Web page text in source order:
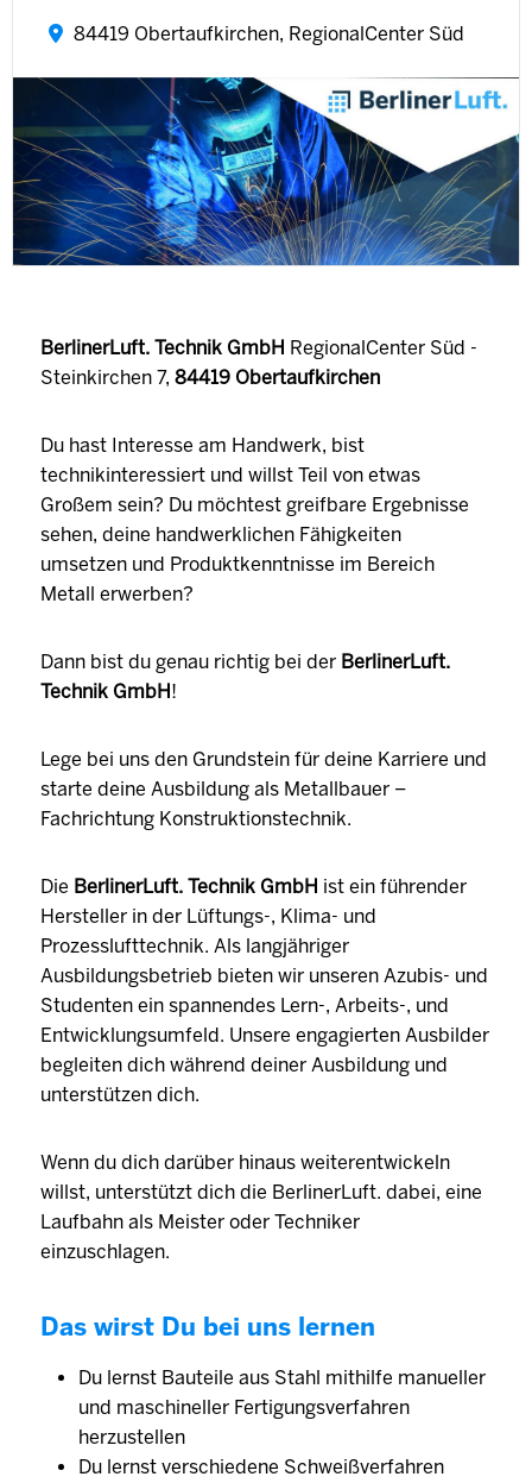
84419 Obertaufkirchen, RegionalCenter Süd
BerlinerLuft. Technik GmbH RegionalCenter Süd -
Steinkirchen 7, 84419 Obertaufkirchen
Du hast Interesse am Handwerk, bist
technikinteressiert und willst Teil von etwas
Großem sein? Du möchtest greifbare Ergebnisse
sehen, deine handwerklichen Fähigkeiten
umsetzen und Produktkenntnisse im Bereich
Metall erwerben?
Dann bist du genau richtig bei der BerlinerLuft.
Technik GmbH!
Lege bei uns den Grundstein für deine Karriere und
starte deine Ausbildung als Metallbauer –
Fachrichtung Konstruktionstechnik.
Die BerlinerLuft. Technik GmbH ist ein führender
Hersteller in der Lüftungs-, Klima- und
Prozesslufttechnik. Als langjähriger
Ausbildungsbetrieb bieten wir unseren Azubis- und
Studenten ein spannendes Lern-, Arbeits-, und
Entwicklungsumfeld. Unsere engagierten Ausbilder
begleiten dich während deiner Ausbildung und
unterstützen dich.
Wenn du dich darüber hinaus weiterentwickeln
willst, unterstützt dich die BerlinerLuft. dabei, eine
Laufbahn als Meister oder Techniker
einzuschlagen.
Das wirst Du bei uns lernen
Du lernst Bauteile aus Stahl mithilfe manueller
und maschineller Fertigungsverfahren
herzustellen
Du lernst verschiedene Schweißverfahren